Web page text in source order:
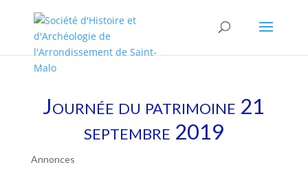
Journée du patrimoine 21
septembre 2019
Annonces